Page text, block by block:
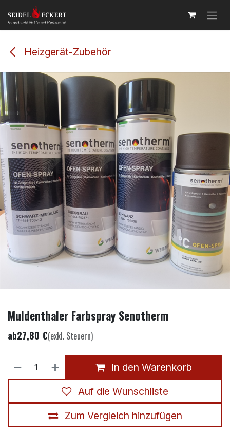
Zum Inhalt springen
Heizgerät-Zubehör
Muldenthaler Farbspray Senotherm
ab27,80 €(exkl. Steuern)
In den Warenkorb
Zum Vergleich hinzufügen
Auf die Wunschliste